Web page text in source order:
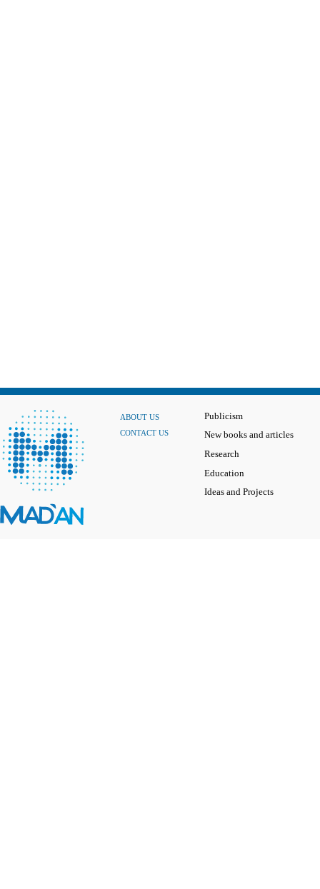
ABOUT US
CONTACT US
Publicism
New books and articles
Research
Education
Ideas and Projects